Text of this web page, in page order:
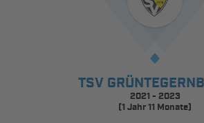
TSV
2021 - 2023
(1 Jahr 11 Monate)